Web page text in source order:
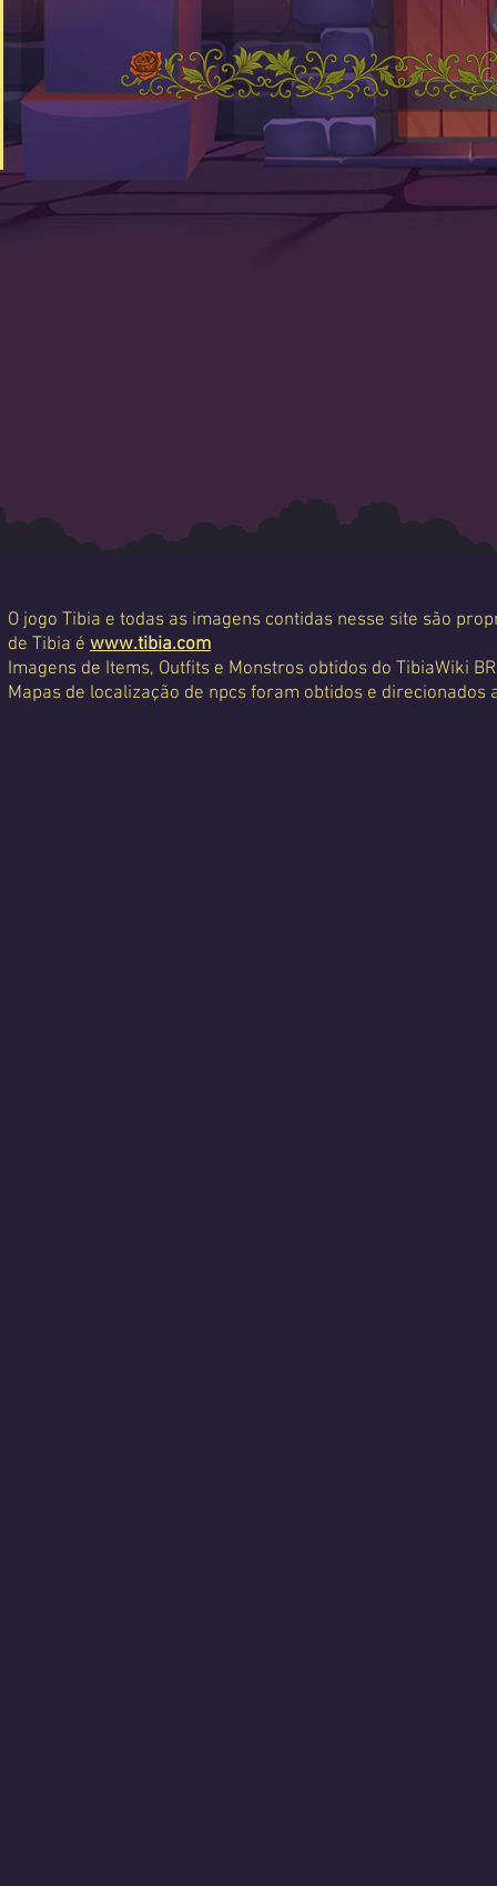
O jogo Tibia e todas as imagens contidas nesse site são
de Tibia é www.tibia.com
Imagens de Items, Outfits e Monstros obtidos do TibiaWiki
Mapas de localização de npcs foram obtidos e direcionados